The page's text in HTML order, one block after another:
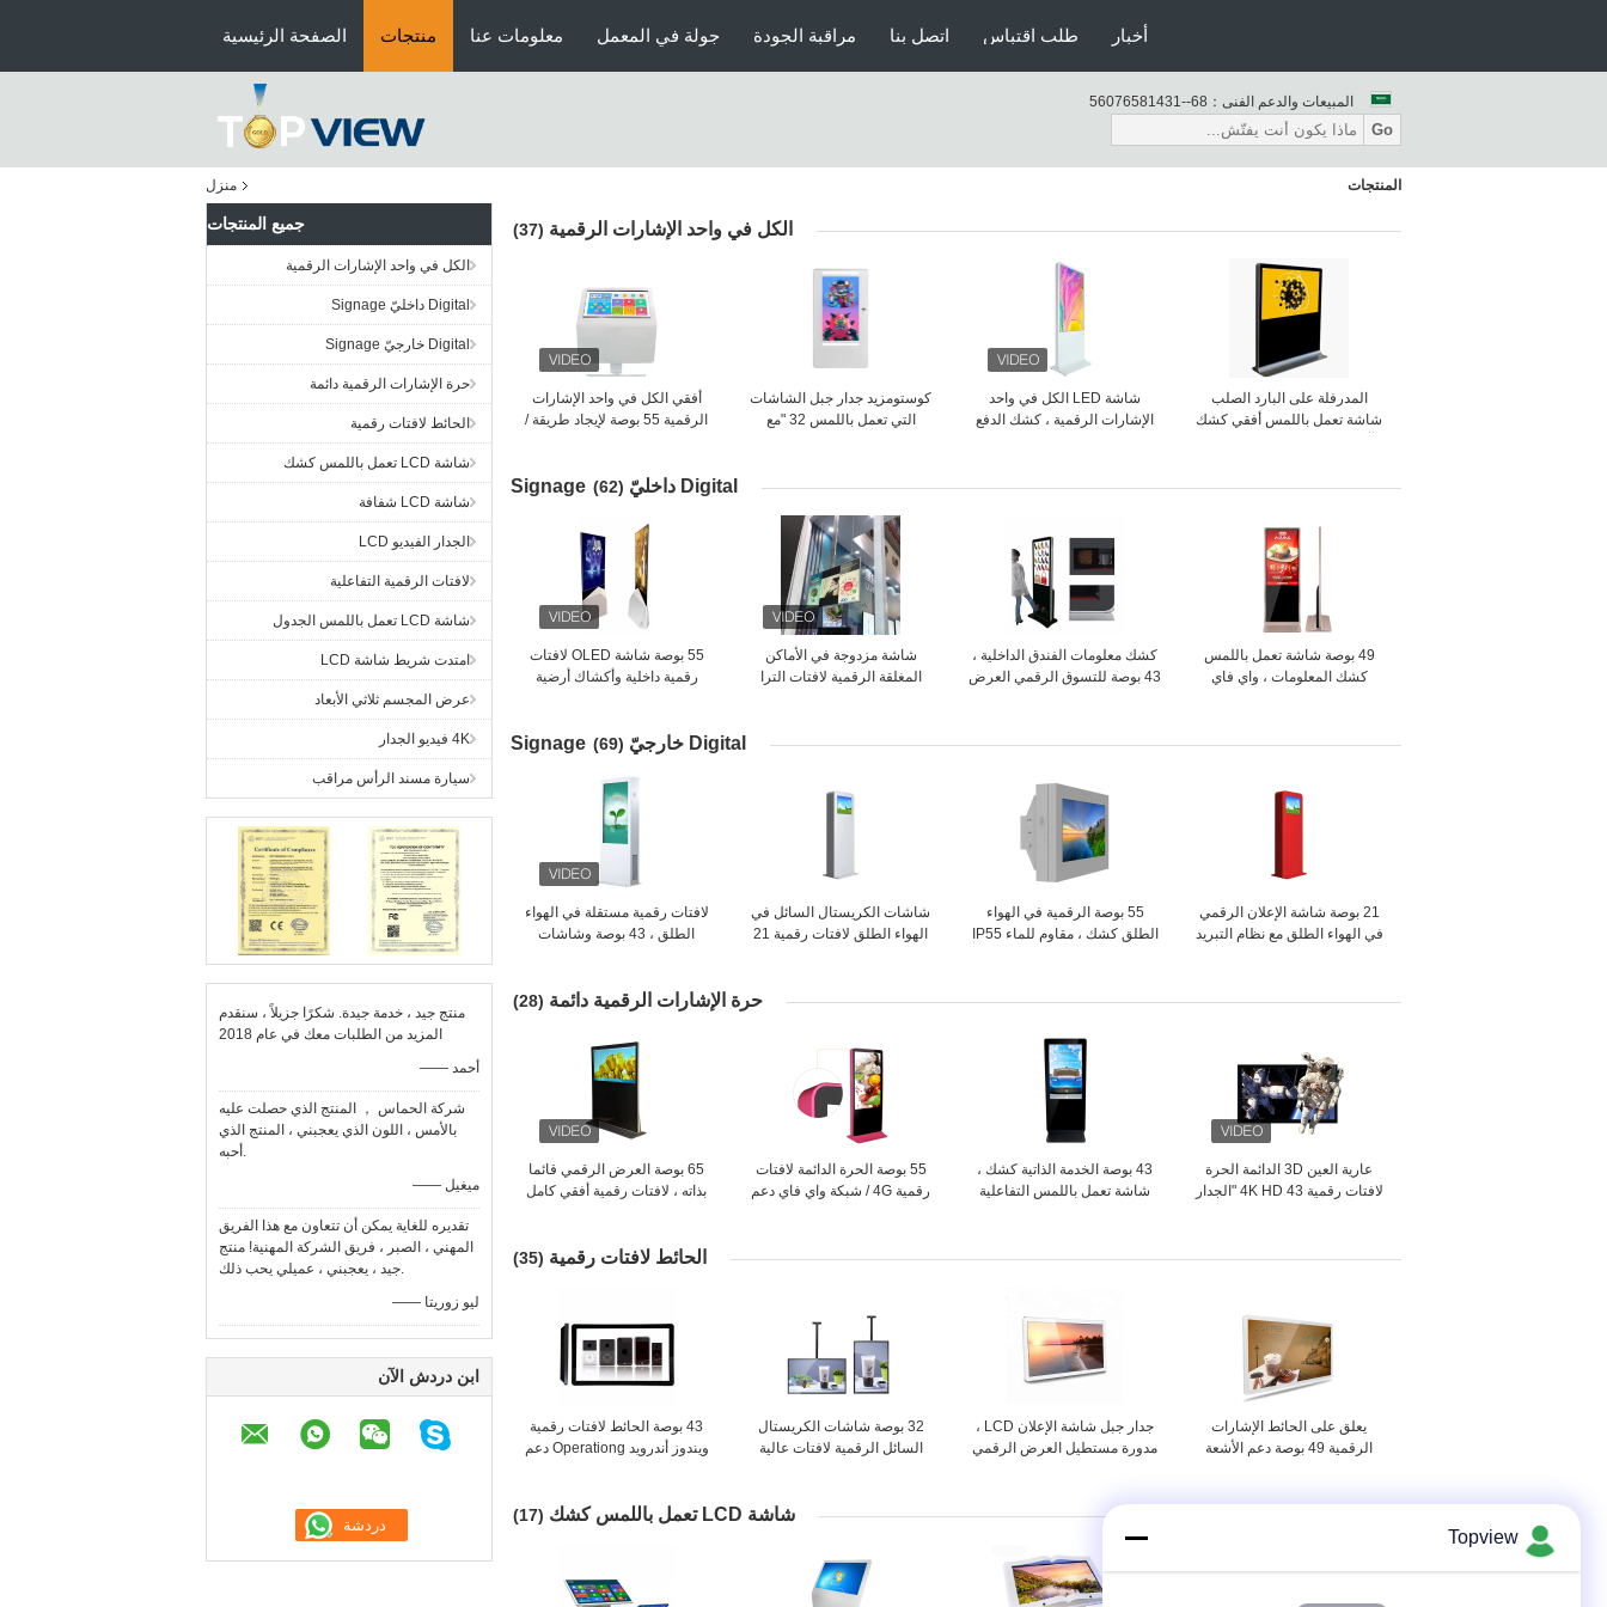
الصفحة الرئيسية منتجات معلومات عنا جولة في المعمل مراقبة الجودة اتصل بنا طلب اقتباس أخبار
المبيعات والدعم الفنى： 86--13418567065
Go
منزل المنتجات
جميع المنتجات
الكل في واحد الإشارات الرقمية
Digital داخليّ Signage
Digital خارجيّ Signage
حرة الإشارات الرقمية دائمة
الحائط لافتات رقمية
شاشة LCD تعمل باللمس كشك
شاشة LCD شفافة
الجدار الفيديو LCD
لافتات الرقمية التفاعلية
شاشة LCD تعمل باللمس الجدول
امتدت شريط شاشة LCD
عرض المجسم ثلاثي الأبعاد
4K فيديو الجدار
سيارة مسند الرأس مراقب
منتج جيد ، خدمة جيدة. شكرًا جزيلاً ، سنقدم
المزيد من الطلبات معك في عام 2018
—— أحمد
شركة الحماس ， المنتج الذي حصلت عليه
بالأمس ، اللون الذي يعجبني ، المنتج الذي
أحبه.
—— ميغيل
تقديره للغاية يمكن أن تتعاون مع هذا الفريق
المهني ، الصبر ، فريق الشركة المهنية! منتج
جيد ، يعجبني ، عميلي يحب ذلك.
—— ليو زوريتا
ابن دردش الآن
الكل في واحد الإشارات الرقمية (37)
أفقي الكل في واحد الإشارات
الرقمية 55 بوصة لإيجاد طريقة /
كوستومزيد جدار جبل الشاشات
التي تعمل باللمس 32 "مع
شاشة LED الكل في واحد
الإشارات الرقمية ، كشك الدفع
المدرفلة على البارد الصلب
شاشة تعمل باللمس أفقي كشك
Digital داخليّ Signage (62)
55 بوصة شاشة OLED لافتات
رقمية داخلية وأكشاك أرضية
شاشة مزدوجة في الأماكن
المغلقة الرقمية لافتات الترا
كشك معلومات الفندق الداخلية ،
43 بوصة للتسوق الرقمي العرض
49 بوصة شاشة تعمل باللمس
كشك المعلومات ، واي فاي
Digital خارجيّ Signage (69)
لافتات رقمية مستقلة في الهواء
الطلق ، 43 بوصة وشاشات
شاشات الكريستال السائل في
الهواء الطلق لافتات رقمية 21
55 بوصة الرقمية في الهواء
الطلق كشك ، مقاوم للماء IP55
21 بوصة شاشة الإعلان الرقمي
في الهواء الطلق مع نظام التبريد
حرة الإشارات الرقمية دائمة (28)
65 بوصة العرض الرقمي قائما
بذاته ، لافتات رقمية أفقي كامل
55 بوصة الحرة الدائمة لافتات
رقمية 4G / شبكة واي فاي دعم
43 بوصة الخدمة الذاتية كشك ،
شاشة تعمل باللمس التفاعلية
عارية العين 3D الدائمة الحرة
لافتات رقمية 4K HD 43 "الجدار
الحائط لافتات رقمية (35)
43 بوصة الحائط لافتات رقمية
ويندوز أندرويد Operationg دعم
32 بوصة شاشات الكريستال
السائل الرقمية لافتات عالية
جدار جبل شاشة الإعلان LCD ،
مدورة مستطيل العرض الرقمي
يعلق على الحائط الإشارات
الرقمية 49 بوصة دعم الأشعة
شاشة LCD تعمل باللمس كشك (17)
Topview